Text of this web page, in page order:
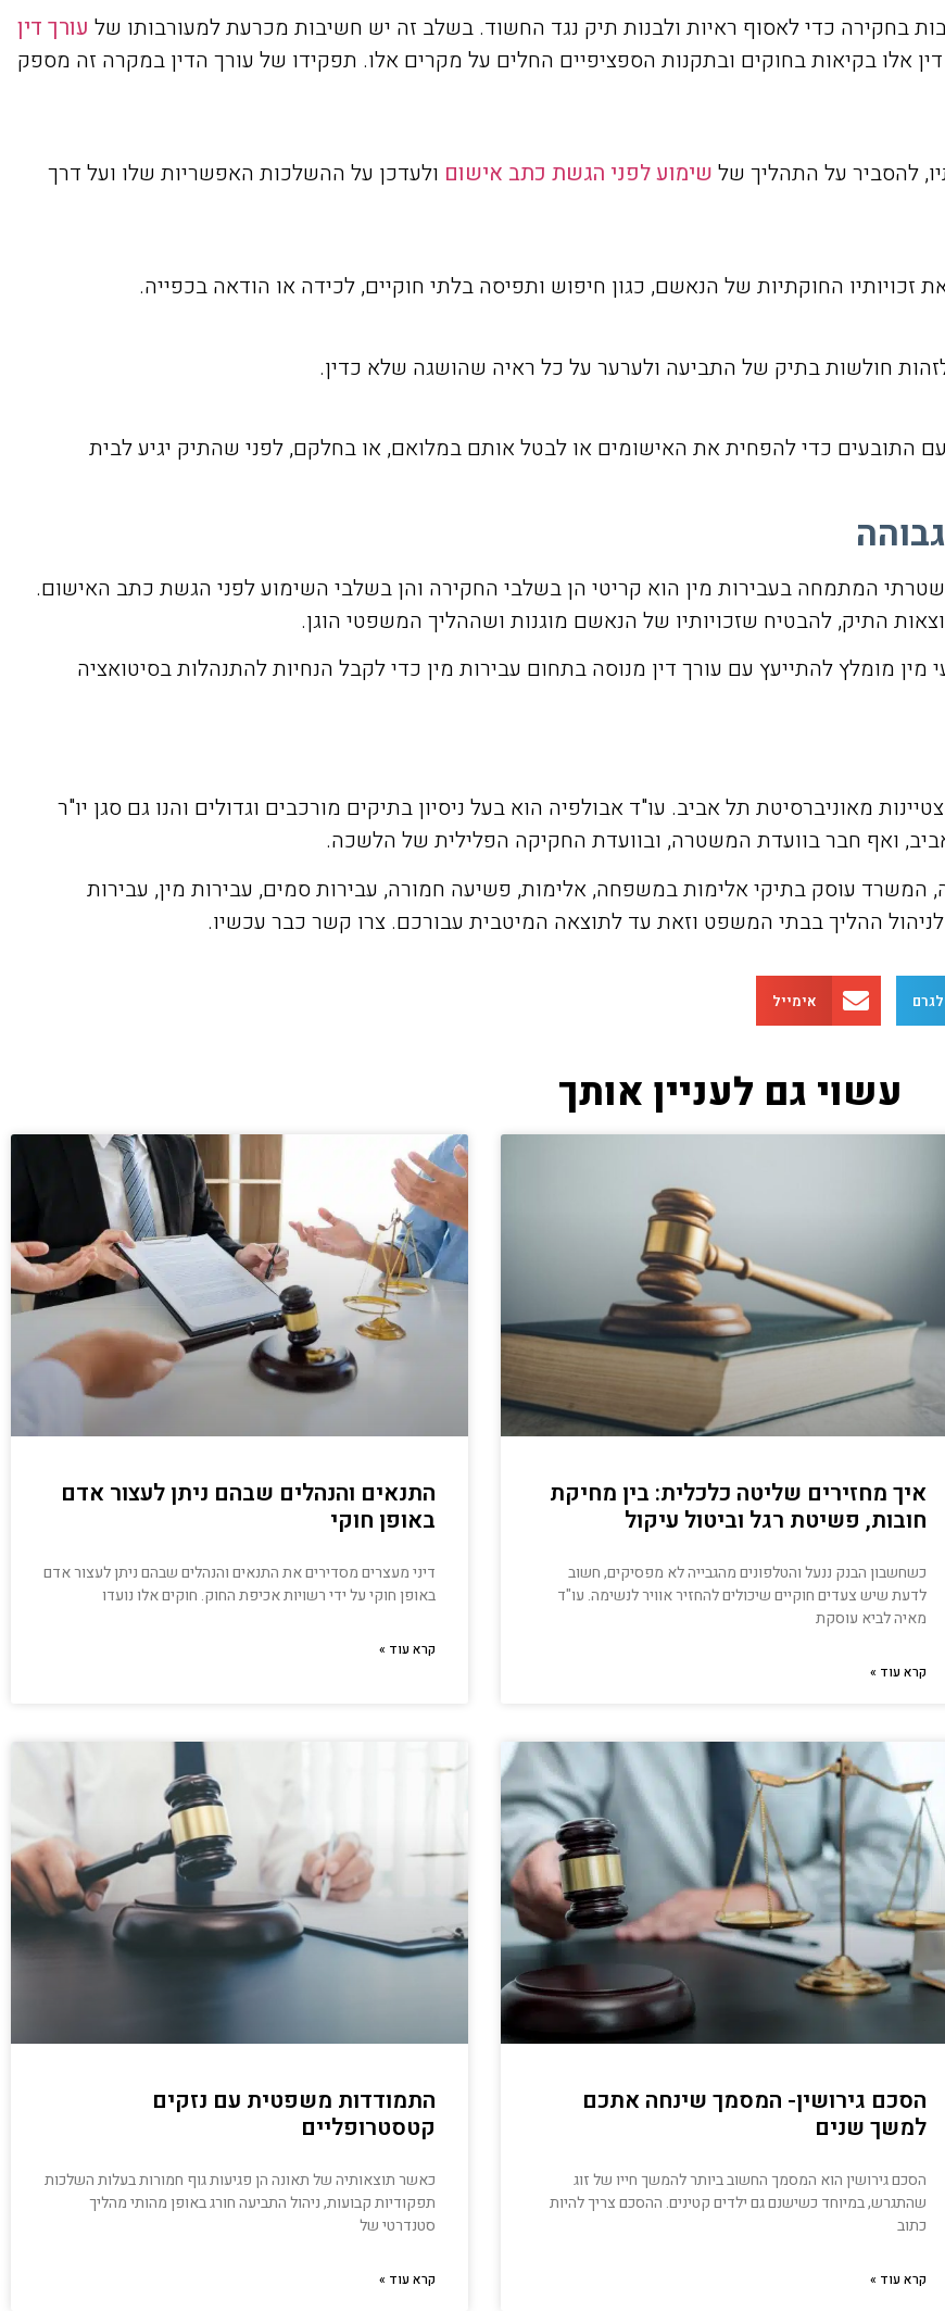
כדי לאסוף ראיות ולבנות תיק נגד החשוד. בשלב זה יש חשיבות מכרעת למעורבותו של עורך דין
אלו בקיאות בחוקים ובתקנות הספציפיים החלים על מקרים אלו. תפקידו של עורך הדין במקרה זה מספק
להסביר על התהליך של שימוע לפני הגשת כתב אישום ולעדכן על ההשלכות האפשריות שלו ועל דרך
החוקתיות של הנאשם, כגון חיפוש ותפיסה בלתי חוקיים, לכידה או הודאה בכפייה.
חולשות בתיק של התביעה ולערער על כל ראיה שהושגה שלא כדין.
התובעים כדי להפחית את האישומים או לבטל אותם במלואם, או בחלקם, לפני שהתיק יגיע לבית
המתמחה בעבירות מין הוא קריטי הן בשלבי החקירה והן בשלבי השימוע לפני הגשת כתב האישום.
התיק, להבטיח שזכויותיו של הנאשם מוגנות ושההליך המשפטי הוגן.
מומלץ להתייעץ עם עורך דין מנוסה בתחום עבירות מין כדי לקבל הנחיות להתנהלות בסיטואציה
מאוניברסיטת תל אביב. עו"ד אבולפיה הוא בעל ניסיון בתיקים מורכבים וגדולים והנו גם סגן יו"ר
ואף חבר בוועדת המשטרה, ובוועדת החקיקה הפלילית של הלשכה.
המשרד עוסק בתיקי אלימות במשפחה, אלימות, פשיעה חמורה, עבירות סמים, עבירות מין, עבירות
לניהול ההליך בבתי המשפט וזאת עד לתוצאה המיטבית עבורכם. צרו קשר כבר עכשיו.
אימייל
עשוי גם לעניין אותך
איך מחזירים שליטה כלכלית: בין מחיקת
חובות, פשיטת רגל וביטול עיקול
כשחשבון הבנק ננעל והטלפונים מהגבייה לא מפסיקים, חשוב
לדעת שיש צעדים חוקיים שיכולים להחזיר אוויר לנשימה. עו"ד
מאיה לביא עוסקת
קרא עוד »
התנאים והנהלים שבהם ניתן לעצור אדם
באופן חוקי
דיני מעצרים מסדירים את התנאים והנהלים שבהם ניתן לעצור אדם
באופן חוקי על ידי רשויות אכיפת החוק. חוקים אלו נועדו
קרא עוד »
הסכם גירושין- המסמך שינחה אתכם
למשך שנים
הסכם גירושין הוא המסמך החשוב ביותר להמשך חייו של זוג
שהתגרש, במיוחד כשישנם גם ילדים קטינים. ההסכם צריך להיות
כתוב
קרא עוד »
התמודדות משפטית עם נזקים
קטסטרופליים
כאשר תוצאותיה של תאונה הן פגיעות גוף חמורות בעלות השלכות
תפקודיות קבועות, ניהול התביעה חורג באופן מהותי מהליך
סטנדרטי של
קרא עוד »